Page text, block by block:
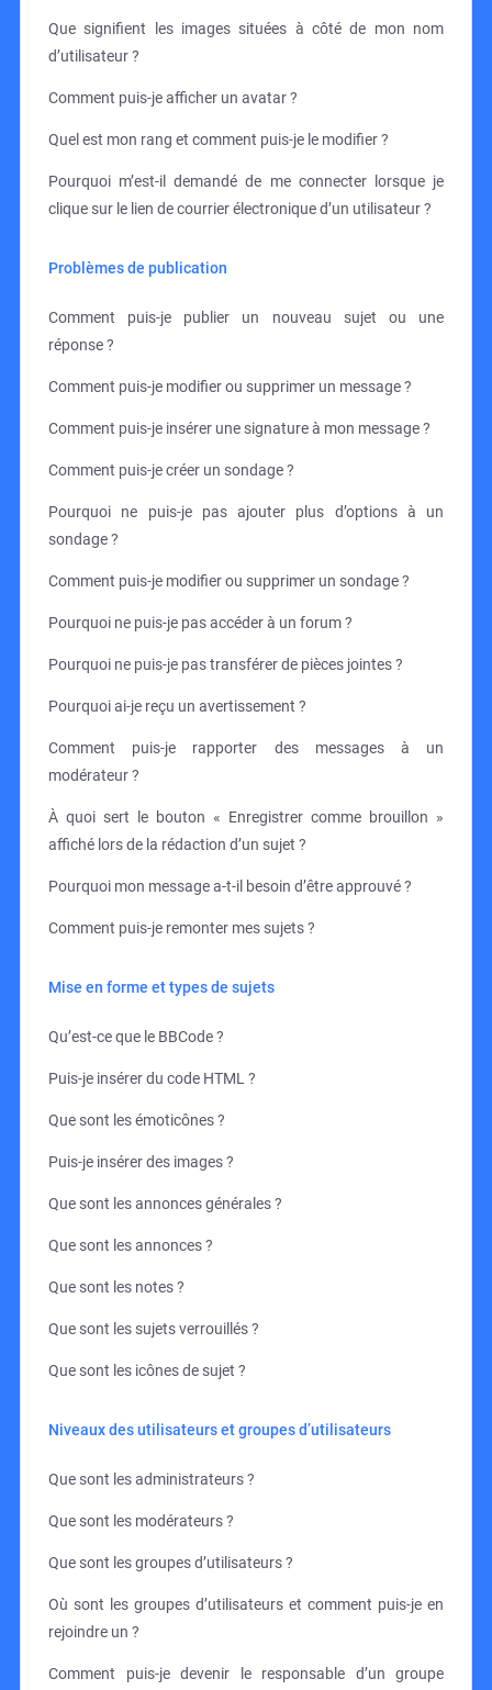
Que signifient les images situées à côté de mon nom
d’utilisateur ?
Comment puis-je afficher un avatar ?
Quel est mon rang et comment puis-je le modifier ?
Pourquoi m’est-il demandé de me connecter lorsque je
clique sur le lien de courrier électronique d’un utilisateur ?
Problèmes de publication
Comment puis-je publier un nouveau sujet ou une
réponse ?
Comment puis-je modifier ou supprimer un message ?
Comment puis-je insérer une signature à mon message ?
Comment puis-je créer un sondage ?
Pourquoi ne puis-je pas ajouter plus d’options à un
sondage ?
Comment puis-je modifier ou supprimer un sondage ?
Pourquoi ne puis-je pas accéder à un forum ?
Pourquoi ne puis-je pas transférer de pièces jointes ?
Pourquoi ai-je reçu un avertissement ?
Comment puis-je rapporter des messages à un
modérateur ?
À quoi sert le bouton « Enregistrer comme brouillon »
affiché lors de la rédaction d’un sujet ?
Pourquoi mon message a-t-il besoin d’être approuvé ?
Comment puis-je remonter mes sujets ?
Mise en forme et types de sujets
Qu’est-ce que le BBCode ?
Puis-je insérer du code HTML ?
Que sont les émoticônes ?
Puis-je insérer des images ?
Que sont les annonces générales ?
Que sont les annonces ?
Que sont les notes ?
Que sont les sujets verrouillés ?
Que sont les icônes de sujet ?
Niveaux des utilisateurs et groupes d’utilisateurs
Que sont les administrateurs ?
Que sont les modérateurs ?
Que sont les groupes d’utilisateurs ?
Où sont les groupes d’utilisateurs et comment puis-je en
rejoindre un ?
Comment puis-je devenir le responsable d’un groupe